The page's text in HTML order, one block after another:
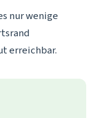
nur wenige
erreichbar.